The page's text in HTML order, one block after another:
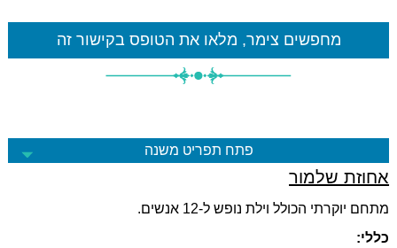
מחפשים צימר, מלאו את הטופס בקישור זה
פתח תפריט משנה
אחוזת שלמור
מתחם יוקרתי הכולל וילת נופש ל-12 אנשים.
כללי: